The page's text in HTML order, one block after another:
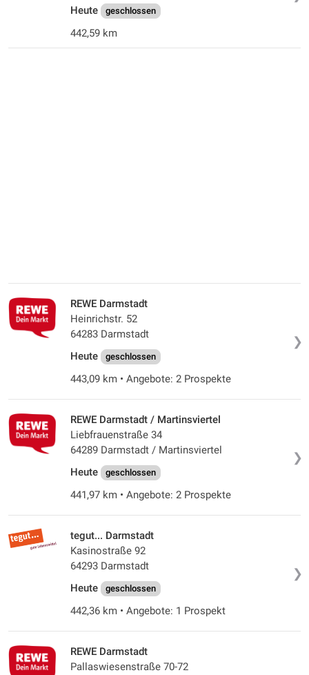
Heute geschlossen
442,59 km
❯
REWE Darmstadt
Heinrichstr. 52
64283 Darmstadt
Heute
geschlossen
443,09 km • Angebote: 2 Prospekte
❯
REWE Darmstadt / Martinsviertel
Liebfrauenstraße 34
64289 Darmstadt / Martinsviertel
Heute
geschlossen
441,97 km • Angebote: 2 Prospekte
❯
tegut... Darmstadt
Kasinostraße 92
64293 Darmstadt
Heute
geschlossen
442,36 km • Angebote: 1 Prospekt
REWE Darmstadt
Pallaswiesenstraße 70-72